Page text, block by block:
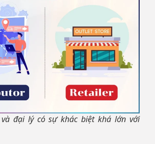
đại lý có sự khác biệt khá lớn với